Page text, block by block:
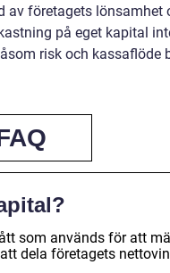
av företagets
på eget kapital
risk och kassaflöde
som används för att
dela företagets